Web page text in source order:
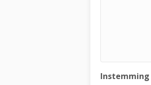
Instemming